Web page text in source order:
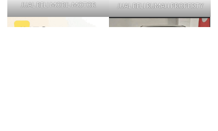
JUAL BELI MOBIL-MOTOR JUAL BELI RUMAH PROPERTY